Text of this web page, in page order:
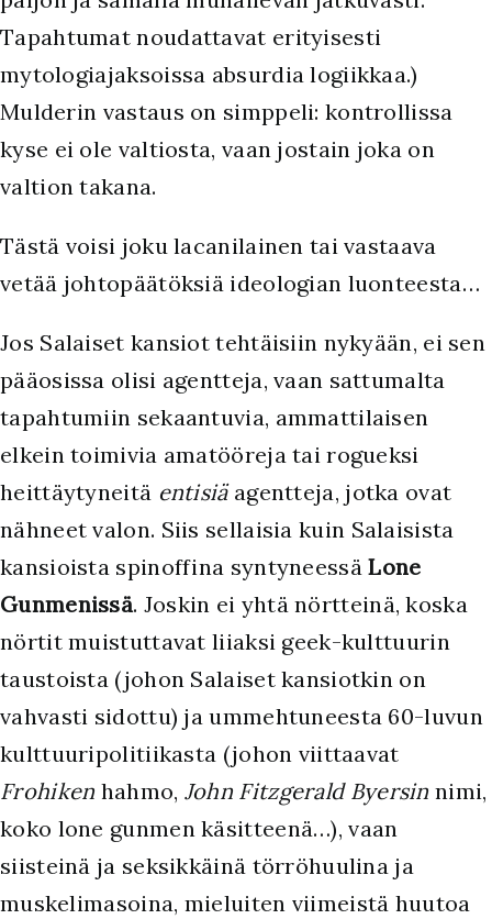
Tapahtumat noudattavat erityisesti
mytologiajaksoissa absurdia logiikkaa.)
Mulderin vastaus on simppeli: kontrollissa
kyse ei ole valtiosta, vaan jostain joka on
valtion takana.
Tästä voisi joku lacanilainen tai vastaava
vetää johtopäätöksiä ideologian luonteesta…
Jos Salaiset kansiot tehtäisiin nykyään, ei sen
pääosissa olisi agentteja, vaan sattumalta
tapahtumiin sekaantuvia, ammattilaisen
elkein toimivia amatööreja tai rogueksi
heittäytyneitä entisiäagentteja, jotka ovat
nähneet valon. Siis sellaisia kuin Salaisista
kansioista spinoffina syntyneessäLone
Gunmenissä. Joskin ei yhtä nörtteinä, koska
nörtit muistuttavat liiaksi geek-kulttuurin
taustoista (johon Salaiset kansiotkin on
vahvasti sidottu) ja ummehtuneesta 60-luvun
kulttuuripolitiikasta (johon viittaavat
Frohiken hahmo, John Fitzgerald Byersin nimi,
koko lone gunmen käsitteenä…), vaan
siisteinä ja seksikkäinä törröhuulina ja
muskelimasoina, mieluiten viimeistä huutoa